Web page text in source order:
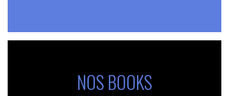
NOS BOOKS